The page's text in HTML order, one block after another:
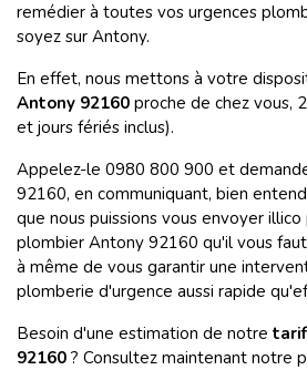
remédier à toutes vos urgences
soyez sur Antony.
En effet, nous mettons à votre
Antony 92160 proche de chez vous,
et jours fériés inclus).
Appelez-le 0980 800 900 et
92160, en communiquant, bien
que nous puissions vous envoyer
plombier Antony 92160 qu'il vous
à même de vous garantir une
plomberie d'urgence aussi rapide
Besoin d'une estimation de notre
92160 ? Consultez maintenant notre